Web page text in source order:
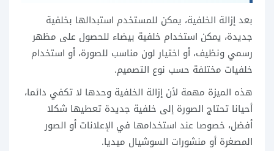
بعد إزالة الخلفية، يمكن للمستخدم استبدالها بخلفية
جديدة، يمكن استخدام خلفية بيضاء للحصول على مظهر
رسمي ونظيف، أو اختيار لون مناسب للصورة، أو استخدام
خلفيات مختلفة حسب نوع التصميم.
هذه الميزة مهمة لأن إزالة الخلفية وحدها لا تكفي دائما،
أحيانا تحتاج الصورة إلى خلفية جديدة تعطيها شكلا
أفضل، خصوصا عند استخدامها في الإعلانات أو الصور
المصغرة أو منشورات السوشيال ميديا.